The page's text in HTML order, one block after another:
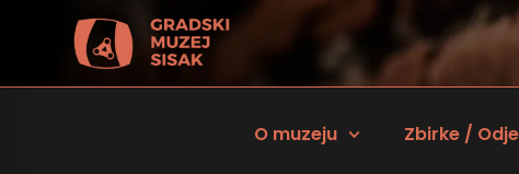
O muzeju Zbirke /